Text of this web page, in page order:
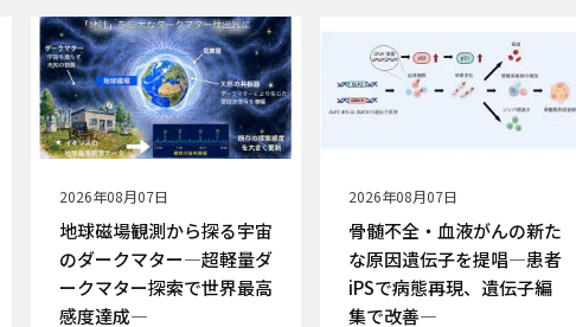
公
開
2026年08月07日
地球磁場観測から探る宇宙
のダークマター―超軽量ダ
ークマター探索で世界最高
感度達成―
公
開
日
2026年08月07日
骨髄不全・血液がんの新た
な原因遺伝子を提唱―患者
iPSで病態再現、遺伝子編
集で改善―